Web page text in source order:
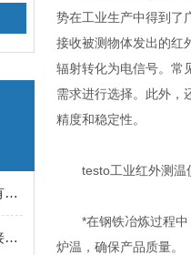
德图工业红外热像仪在使用时有几个要点需要注意
德图工业红外热像仪是一种非接触式测温工具
势在工业生产中得到了
接收被测物体发出的红
辐射转化为电信号。常
需求进行选择。此外，
精度和稳定性。
testo工业红外测温
*在钢铁冶炼过程中，
炉温，确保产品质量。